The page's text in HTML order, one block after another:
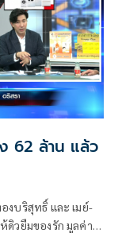
งบริสุทธิ์ และ เมย์-
ดิวยืมของรัก มูลค่า